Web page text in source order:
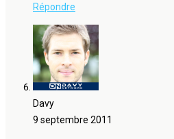
Répondre
Davy
9 septembre 2011